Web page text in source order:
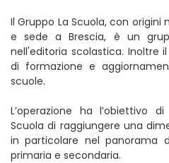
Il Gruppo La Scuola, con
e sede a Brescia, è un
nell'editoria scolastica. Inoltre
di formazione e
scuole.
L’operazione ha l’obiettivo
Scuola di raggiungere una
in particolare nel panorama
primaria e secondaria.